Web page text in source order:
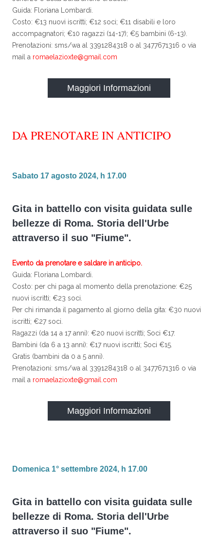
Guida: Floriana Lombardi.
Costo: €13 nuovi iscritti; €12 soci; €11 disabili e loro
accompagnatori; €10 ragazzi (14-17); €5 bambini (6-13).
Prenotazioni: sms/wa al 3391284318 o al 3477671316 o via
mail a romaelazioxte@gmail.com
Maggiori Informazioni
DA PRENOTARE IN ANTICIPO
Sabato 17 agosto 2024, h 17.00
Gita in battello con visita guidata sulle
bellezze di Roma. Storia dell'Urbe
attraverso il suo "Fiume".
Evento da prenotare e saldare in anticipo.
Guida: Floriana Lombardi.
Costo: per chi paga al momento della prenotazione: €25
nuovi iscritti; €23 soci.
Per chi rimanda il pagamento al giorno della gita: €30 nuovi
iscritti; €27 soci.
Ragazzi (da 14 a 17 anni): €20 nuovi iscritti; Soci €17.
Bambini (da 6 a 13 anni): €17 nuovi iscritti; Soci €15.
Gratis (bambini da 0 a 5 anni).
Prenotazioni: sms/wa al 3391284318 o al 3477671316 o via
mail a romaelazioxte@gmail.com
Maggiori Informazioni
Domenica 1° settembre 2024, h 17.00
Gita in battello con visita guidata sulle
bellezze di Roma. Storia dell'Urbe
attraverso il suo "Fiume".